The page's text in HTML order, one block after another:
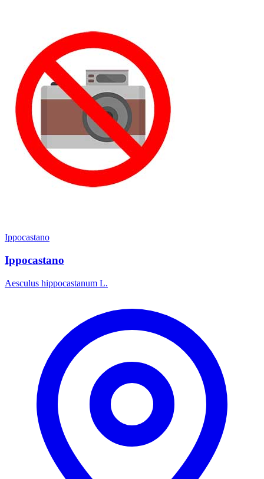
Ippocastano
Ippocastano
Aesculus hippocastanum L.